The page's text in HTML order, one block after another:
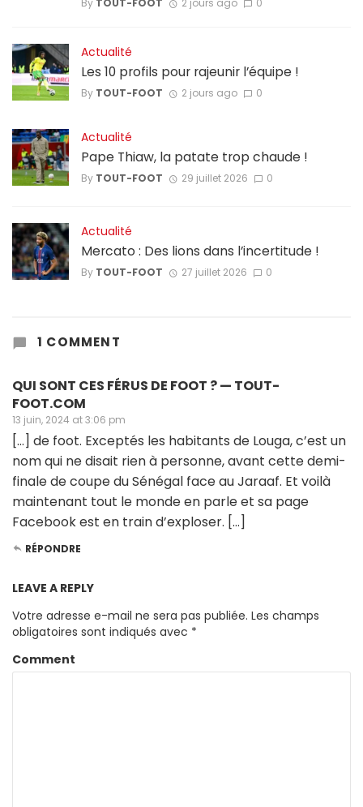
By TOUT-FOOT 2 jours ago 0
Actualité
Les 10 profils pour rajeunir l’équipe !
By TOUT-FOOT 2 jours ago 0
Actualité
Pape Thiaw, la patate trop chaude !
By TOUT-FOOT 29 juillet 2026 0
Actualité
Mercato : Des lions dans l’incertitude !
By TOUT-FOOT 27 juillet 2026 0
1 COMMENT
QUI SONT CES FÉRUS DE FOOT ? — TOUT-
FOOT.COM
13 juin, 2024 at 3:06 pm
[…] de foot. Exceptés les habitants de Louga, c’est un
nom qui ne disait rien à personne, avant cette demi-
finale de coupe du Sénégal face au Jaraaf. Et voilà
maintenant tout le monde en parle et sa page
Facebook est en train d’exploser. […]
RÉPONDRE
LEAVE A REPLY
Votre adresse e-mail ne sera pas publiée. Les champs
obligatoires sont indiqués avec *
Comment